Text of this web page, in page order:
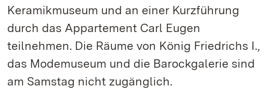
Keramikmuseum und an einer Kurzführung
durch das Appartement Carl Eugen
teilnehmen. Die Räume von König Friedrichs I.,
das Modemuseum und die Barockgalerie sind
am Samstag nicht zugänglich.